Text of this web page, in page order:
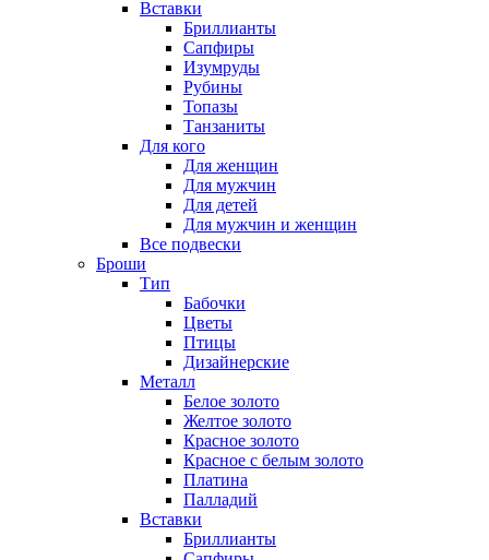
Вставки
Бриллианты
Сапфиры
Изумруды
Рубины
Топазы
Танзаниты
Для кого
Для женщин
Для мужчин
Для детей
Для мужчин и женщин
Все подвески
Броши
Тип
Бабочки
Цветы
Птицы
Дизайнерские
Металл
Белое золото
Желтое золото
Красное золото
Красное с белым золото
Платина
Палладий
Вставки
Бриллианты